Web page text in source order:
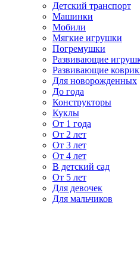
Детский транспорт
Машинки
Мобили
Мягкие игрушки
Погремушки
Развивающие
Развивающие
Для новорожденных
До года
Конструкторы
Куклы
От 1 года
От 2 лет
От 3 лет
От 4 лет
В детский сад
От 5 лет
Для девочек
Для мальчиков